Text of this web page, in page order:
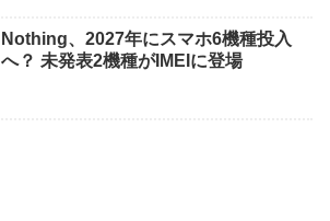
Nothing、2027年にスマホ6機種投入
へ？ 未発表2機種がIMEIに登場